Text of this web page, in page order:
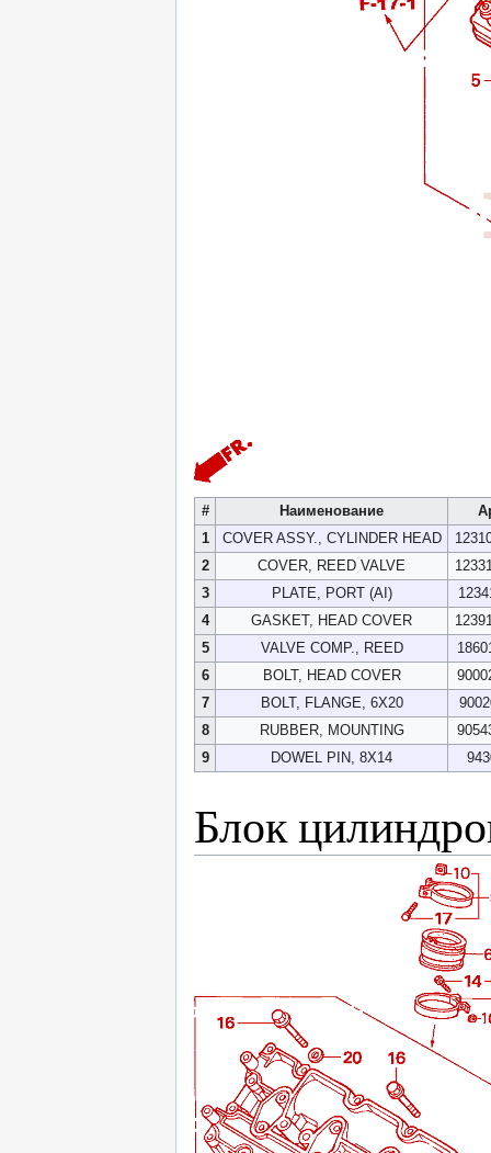
# Наименование
1
COVER ASSY., CYLINDER HEAD
2
COVER, REED VALVE
3
PLATE, PORT (AI)
4
GASKET, HEAD COVER
5
VALVE COMP., REED
6
BOLT, HEAD COVER
7
BOLT, FLANGE, 6X20
8
RUBBER, MOUNTING
9
DOWEL PIN, 8X14
Блок